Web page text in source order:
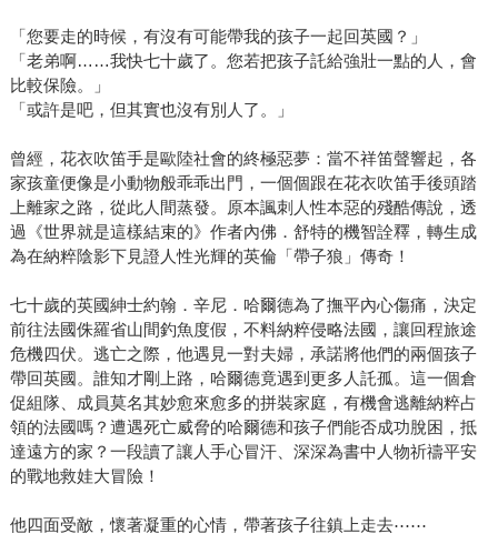
「您要走的時候，有沒有可能帶我的孩子一起回英國？」
「老弟啊……我快七十歲了。您若把孩子託給強壯一點的人，會
比較保險。」
「或許是吧，但其實也沒有別人了。」
曾經，花衣吹笛手是歐陸社會的終極惡夢：當不祥笛聲響起，各
家孩童便像是小動物般乖乖出門，一個個跟在花衣吹笛手後頭踏
上離家之路，從此人間蒸發。原本諷刺人性本惡的殘酷傳說，透
過《世界就是這樣結束的》作者內佛．舒特的機智詮釋，轉生成
為在納粹陰影下見證人性光輝的英倫「帶子狼」傳奇！
七十歲的英國紳士約翰．辛尼．哈爾德為了撫平內心傷痛，決定
前往法國侏羅省山間釣魚度假，不料納粹侵略法國，讓回程旅途
危機四伏。逃亡之際，他遇見一對夫婦，承諾將他們的兩個孩子
帶回英國。誰知才剛上路，哈爾德竟遇到更多人託孤。這一個倉
促組隊、成員莫名其妙愈來愈多的拼裝家庭，有機會逃離納粹占
領的法國嗎？遭遇死亡威脅的哈爾德和孩子們能否成功脫困，抵
達遠方的家？一段讀了讓人手心冒汗、深深為書中人物祈禱平安
的戰地救娃大冒險！
他四面受敵，懷著凝重的心情，帶著孩子往鎮上走去⋯⋯